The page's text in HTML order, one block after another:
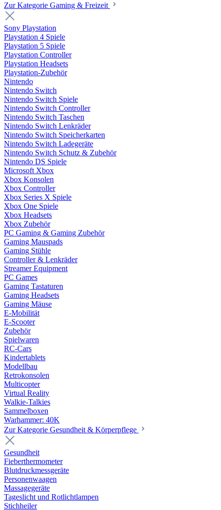
Zur Kategorie Gaming & Freizeit
Sony Playstation
Playstation 4 Spiele
Playstation 5 Spiele
Playstation Controller
Playstation Headsets
Playstation-Zubehör
Nintendo
Nintendo Switch
Nintendo Switch Spiele
Nintendo Switch Controller
Nintendo Switch Taschen
Nintendo Switch Lenkräder
Nintendo Switch Speicherkarten
Nintendo Switch Ladegeräte
Nintendo Switch Schutz & Zubehör
Nintendo DS Spiele
Microsoft Xbox
Xbox Konsolen
Xbox Controller
Xbox Series X Spiele
Xbox One Spiele
Xbox Headsets
Xbox Zubehör
PC Gaming & Gaming Zubehör
Gaming Mauspads
Gaming Stühle
Controller & Lenkräder
Streamer Equipment
PC Games
Gaming Tastaturen
Gaming Headsets
Gaming Mäuse
E-Mobilität
E-Scooter
Zubehör
Spielwaren
RC-Cars
Kindertablets
Modellbau
Retrokonsolen
Multicopter
Virtual Reality
Walkie-Talkies
Sammelboxen
Warhammer: 40K
Zur Kategorie Gesundheit & Körperpflege
Gesundheit
Fieberthermometer
Blutdruckmessgeräte
Personenwaagen
Massagegeräte
Tageslicht und Rotlichtlampen
Stichheiler